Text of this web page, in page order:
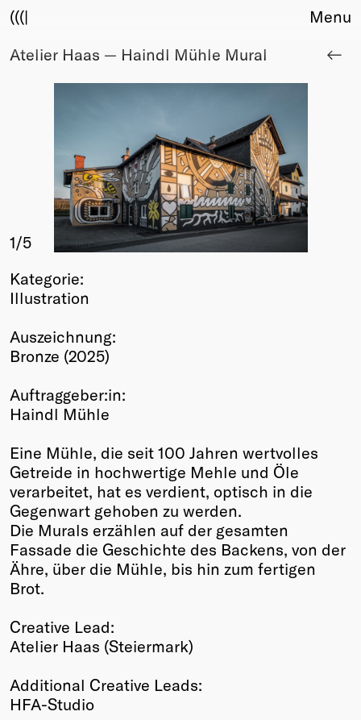
(((|
About
Upcoming
Info
Members
Friends of Creativity
Winners
2026
Past
Menu
Atelier Haas — Haindl Mühle Mural
1/5
Kategorie:
Illustration
Auszeichnung:
Bronze (2025)
Auftraggeber:in:
Haindl Mühle
Eine Mühle, die seit 100 Jahren wertvolles
Getreide in hochwertige Mehle und Öle
verarbeitet, hat es verdient, optisch in die
Gegenwart gehoben zu werden.
Die Murals erzählen auf der gesamten
Fassade die Geschichte des Backens, von der
Ähre, über die Mühle, bis hin zum fertigen
Brot.
Creative Lead:
Atelier Haas (Steiermark)
Additional Creative Leads:
HFA-Studio